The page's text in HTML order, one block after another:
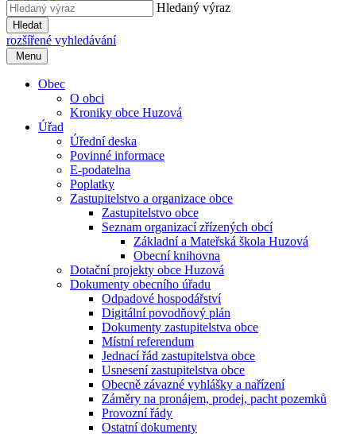
Hledaný výraz
Hledat
rozšířené vyhledávání
Menu
Obec
O obci
Kroniky obce Huzová
Úřad
Úřední deska
Povinné informace
E-podatelna
Poplatky
Zastupitelstvo a organizace obce
Zastupitelstvo obce
Seznam organizací zřízených obcí
Základní a Mateřská škola Huzová
Obecní knihovna
Dotační projekty obce Huzová
Dokumenty obecního úřadu
Odpadové hospodářství
Digitální povodňový plán
Dokumenty zastupitelstva obce
Místní referendum
Jednací řád zastupitelstva obce
Usnesení zastupitelstva obce
Obecně závazné vyhlášky a nařízení
Záměry na pronájem, prodej, pacht pozemků
Provozní řády
Ostatní dokumenty